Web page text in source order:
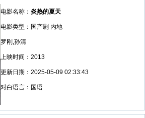
电影名称： 炎热的夏天
电影类型：国产剧 内地
罗刚,孙清
上映时间：2013
更新日期：2025-05-09 02:33:43
对白语言：国语